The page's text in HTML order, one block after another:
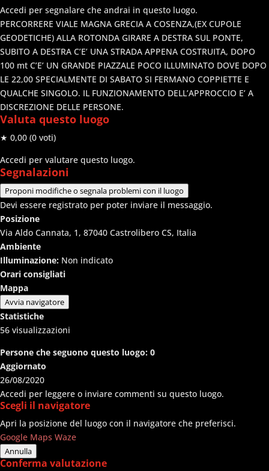
Accedi per segnalare che andrai in questo luogo.
PERCORRERE VIALE MAGNA GRECIA A COSENZA,(EX CUPOLE
GEODETICHE) ALLA ROTONDA GIRARE A DESTRA SUL PONTE,
SUBITO A DESTRA C’E’ UNA STRADA APPENA COSTRUITA, DOPO
100 mt C’E’ UN GRANDE PIAZZALE POCO ILLUMINATO DOVE DOPO
LE 22,00 SPECIALMENTE DI SABATO SI FERMANO COPPIETTE E
QUALCHE SINGOLO. IL FUNZIONAMENTO DELL’APPROCCIO E’ A
DISCREZIONE DELLE PERSONE.
Valuta questo luogo
★ 0,00 (0 voti)
Accedi per valutare questo luogo.
Segnalazioni
Proponi modifiche o segnala problemi con il luogo
Devi essere registrato per poter inviare il messaggio.
Posizione
Via Aldo Cannata, 1, 87040 Castrolibero CS, Italia
Ambiente
Illuminazione: Non indicato
Orari consigliati
Mappa
Avvia navigatore
Statistiche
56 visualizzazioni
Persone che seguono questo luogo: 0
Aggiornato
26/08/2020
Accedi per leggere o inviare commenti su questo luogo.
Scegli il navigatore
Apri la posizione del luogo con il navigatore che preferisci.
Google Maps Waze
Annulla
Conferma valutazione